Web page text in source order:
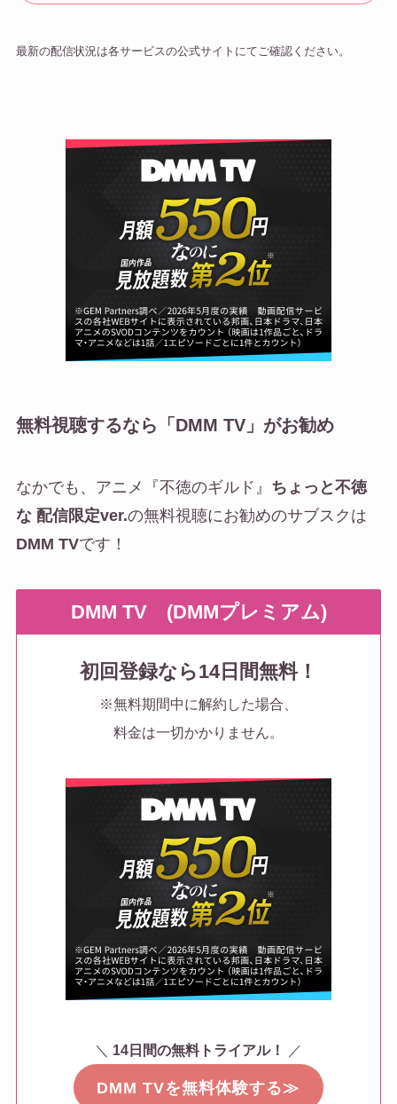
最新の配信状況は各サービスの公式サイトにてご確認ください。
無料視聴するなら「DMM TV」がお勧め
なかでも、アニメ『不徳のギルド』 ちょっと不徳
な 配信限定ver.の無料視聴にお勧めのサブスクは
DMM TVです！
DMM TV (DMMプレミアム)
初回登録なら14日間無料！
※無料期間中に解約した場合、
料金は一切かかりません。
＼ 14日間の無料トライアル！ ／
DMM TVを無料体験する≫